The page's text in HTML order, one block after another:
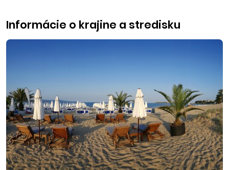
Informácie o krajine a stredisku